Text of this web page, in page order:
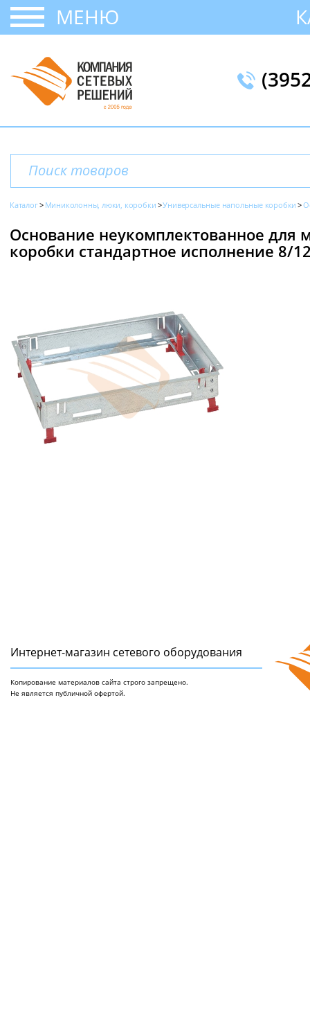
МЕНЮ
Каталог Миниколонны, люки, коробки Универсальные напольные коробки
Основание неукомплектованное для
коробки стандартное исполнение 8/
Интернет-магазин сетeвого оборудования
Копирование материалов сайта строго запрещено.
Не является публичной офертой.